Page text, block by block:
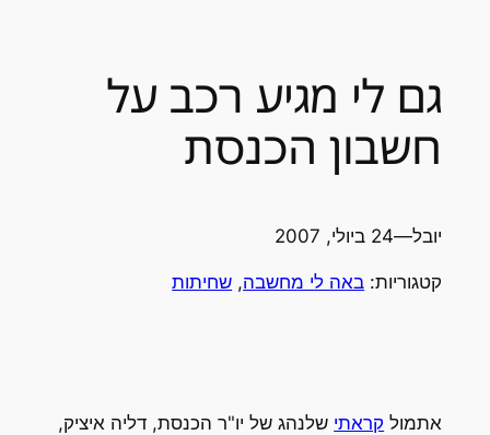
גם לי מגיע רכב על
חשבון הכנסת
יובל—24 ביולי, 2007
קטגוריות: באה לי מחשבה, שחיתות
אתמול קראתי שלנהג של יו"ר הכנסת, דליה איציק,